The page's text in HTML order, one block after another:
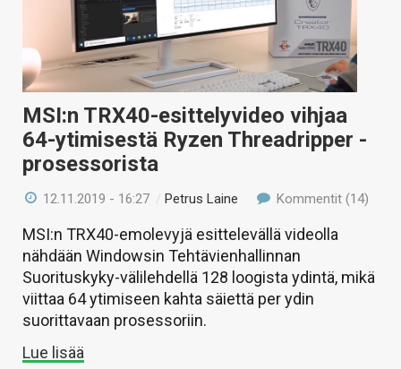
MSI:n TRX40-esittelyvideo vihjaa
64-ytimisestä Ryzen Threadripper -
prosessorista
12.11.2019 - 16:27 / Petrus Laine Kommentit (14)
MSI:n TRX40-emolevyjä esittelevällä videolla
nähdään Windowsin Tehtävienhallinnan
Suorituskyky-välilehdellä 128 loogista ydintä, mikä
viittaa 64 ytimiseen kahta säiettä per ydin
suorittavaan prosessoriin.
Lue lisää